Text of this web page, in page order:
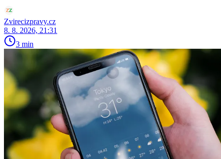
Zvirecizpravy.cz
8. 8. 2026, 21:31
3 min